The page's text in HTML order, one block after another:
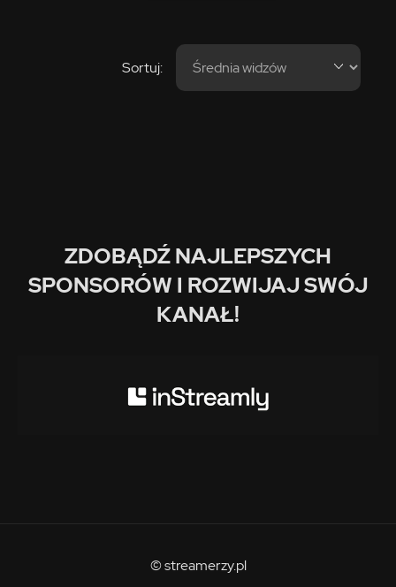
Sortuj:
ZDOBĄDŹ NAJLEPSZYCH
SPONSORÓW I ROZWIJAJ SWÓJ
KANAŁ!
© streamerzy.pl